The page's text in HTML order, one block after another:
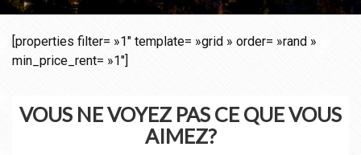
[properties filter= »1″ template= »grid » order= »rand »
min_price_rent= »1″]
VOUS NE VOYEZ PAS CE QUE VOUS
AIMEZ?